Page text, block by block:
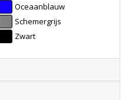
Oceaanblauw
Schemergrijs
Zwart